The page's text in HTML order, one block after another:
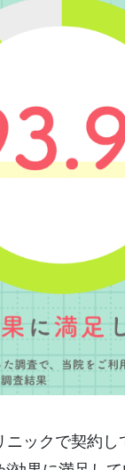
ニックで契約し